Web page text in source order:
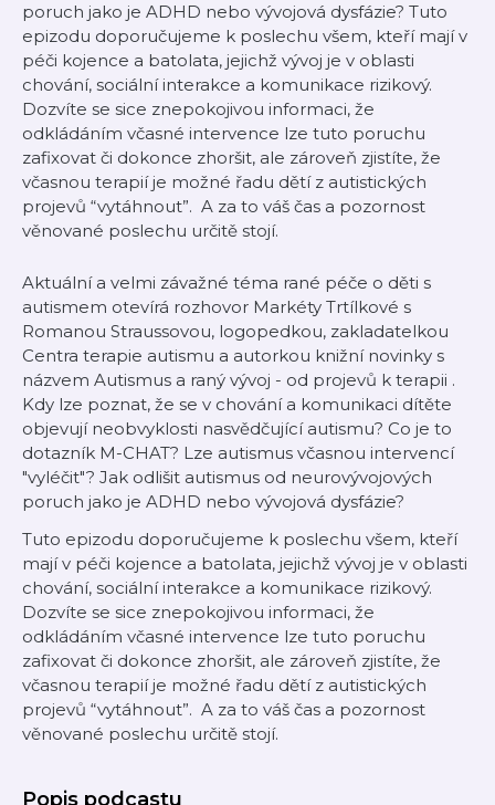
poruch jako je ADHD nebo vývojová dysfázie? Tuto
epizodu doporučujeme k poslechu všem, kteří mají v
péči kojence a batolata, jejichž vývoj je v oblasti
chování, sociální interakce a komunikace rizikový.
Dozvíte se sice znepokojivou informaci, že
odkládáním včasné intervence lze tuto poruchu
zafixovat či dokonce zhoršit, ale zároveň zjistíte, že
včasnou terapií je možné řadu dětí z autistických
projevů “vytáhnout”. A za to váš čas a pozornost
věnované poslechu určitě stojí.
Aktuální a velmi závažné téma rané péče o děti s
autismem otevírá rozhovor Markéty Trtílkové s
Romanou Straussovou, logopedkou, zakladatelkou
Centra terapie autismu a autorkou knižní novinky s
názvem Autismus a raný vývoj - od projevů k terapii .
Kdy lze poznat, že se v chování a komunikaci dítěte
objevují neobvyklosti nasvědčující autismu? Co je to
dotazník M-CHAT? Lze autismus včasnou intervencí
"vyléčit"? Jak odlišit autismus od neurovývojových
poruch jako je ADHD nebo vývojová dysfázie?
Tuto epizodu doporučujeme k poslechu všem, kteří
mají v péči kojence a batolata, jejichž vývoj je v oblasti
chování, sociální interakce a komunikace rizikový.
Dozvíte se sice znepokojivou informaci, že
odkládáním včasné intervence lze tuto poruchu
zafixovat či dokonce zhoršit, ale zároveň zjistíte, že
včasnou terapií je možné řadu dětí z autistických
projevů “vytáhnout”. A za to váš čas a pozornost
věnované poslechu určitě stojí.
Popis podcastu